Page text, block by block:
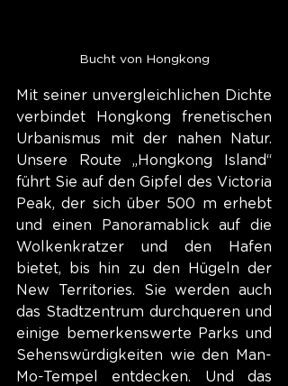
Bucht von Hongkong
Mit seiner unvergleichlichen Dichte
verbindet Hongkong frenetischen
Urbanismus mit der nahen Natur.
Unsere Route „Hongkong Island“
führt Sie auf den Gipfel des Victoria
Peak, der sich über 500 m erhebt
und einen Panoramablick auf die
Wolkenkratzer und den Hafen
bietet, bis hin zu den Hügeln der
New Territories. Sie werden auch
das Stadtzentrum durchqueren und
einige bemerkenswerte Parks und
Sehenswürdigkeiten wie den Man-
Mo-Tempel entdecken. Und das